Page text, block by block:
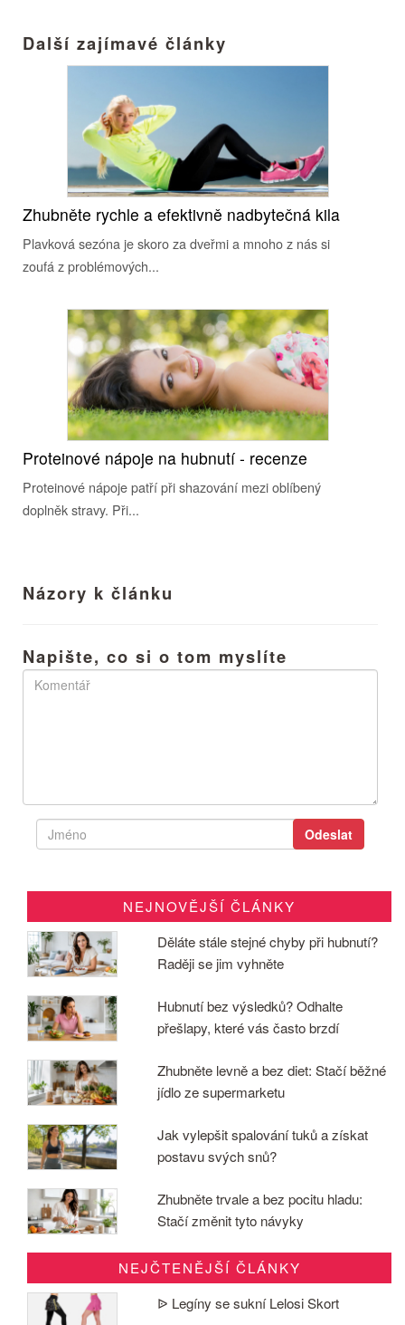
Další zajímavé články
Zhubněte rychle a efektivně nadbytečná kila
Plavková sezóna je skoro za dveřmi a mnoho z nás si
zoufá z problémových...
Proteinové nápoje na hubnutí - recenze
Proteinové nápoje patří při shazování mezi oblíbený
doplněk stravy. Při...
Názory k článku
Napište, co si o tom myslíte
NEJNOVĚJŠÍ ČLÁNKY
Děláte stále stejné chyby při hubnutí?
Raději se jim vyhněte
Hubnutí bez výsledků? Odhalte
přešlapy, které vás často brzdí
Zhubněte levně a bez diet: Stačí běžné
jídlo ze supermarketu
Jak vylepšit spalování tuků a získat
postavu svých snů?
Zhubněte trvale a bez pocitu hladu:
Stačí změnit tyto návyky
NEJČTENĚJŠÍ ČLÁNKY
ᐉ Legíny se sukní Lelosi Skort